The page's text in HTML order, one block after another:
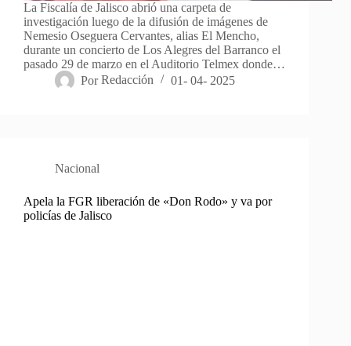
La Fiscalía de Jalisco abrió una carpeta de
investigación luego de la difusión de imágenes de
Nemesio Oseguera Cervantes, alias El Mencho,
durante un concierto de Los Alegres del Barranco el
pasado 29 de marzo en el Auditorio Telmex donde…
Por Redacción 01- 04- 2025
Nacional
Apela la FGR liberación de «Don Rodo» y va por
policías de Jalisco